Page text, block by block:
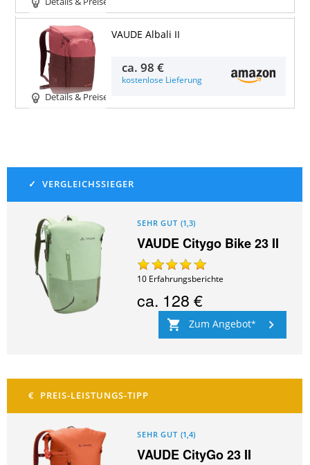
Details & Preise
VAUDE Albali II
ca.98 €
kostenlose Lieferung
SEHR GUT (1,3)
VAUDE Citygo Bike 23 II
10 Erfahrungsberichte
ca. 128 €
Zum Angebot
SEHR GUT (1,4)
VAUDE CityGo 23 II